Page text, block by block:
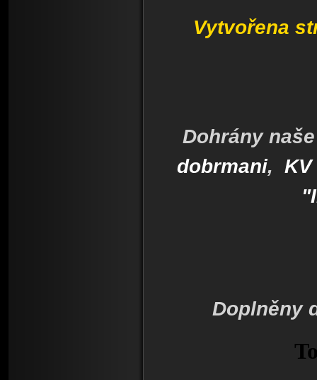
Vytvořena
Dohrány
dobrmani, KV
Doplněny